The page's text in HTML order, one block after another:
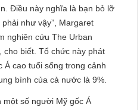
Điều này nghĩa là bạn bỏ lỡ
như vậy”, Margaret
nghiên cứu The Urban
cho biết. Tổ chức này phát
Á cao tuổi sống trong cảnh
bình của cả nước là 9%.
một số người Mỹ gốc Á